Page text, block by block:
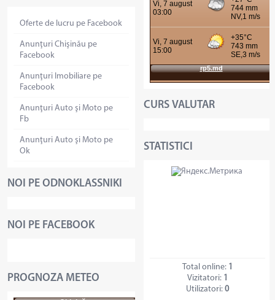
Oferte de lucru pe Facebook
Anunţuri Chişinău pe
Facebook
Anunţuri Imobiliare pe
Facebook
Anunţuri Auto şi Moto pe
Fb
Anunţuri Auto şi Moto pe
Ok
NOI PE ODNOKLASSNIKI
NOI PE FACEBOOK
PROGNOZA METEO
CURS VALUTAR
STATISTICI
Total online: 1
Vizitatori: 1
Utilizatori:0